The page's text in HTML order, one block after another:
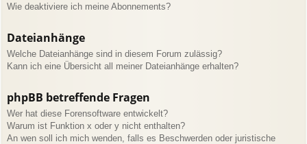
Wie deaktiviere ich meine Abonnements?
Dateianhänge
Welche Dateianhänge sind in diesem Forum zulässig?
Kann ich eine Übersicht all meiner Dateianhänge erhalten?
phpBB betreffende Fragen
Wer hat diese Forensoftware entwickelt?
Warum ist Funktion x oder y nicht enthalten?
An wen soll ich mich wenden, falls es Beschwerden oder juristische